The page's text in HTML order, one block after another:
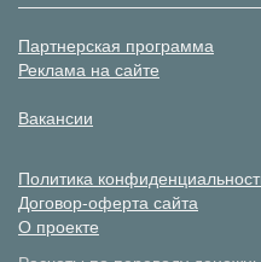
Партнерская программа
Реклама на сайте
Вакансии
Политика
Договор-оферта сайта
О проекте